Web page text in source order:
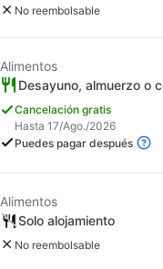
No reembolsable
Alimentos
Desayuno, almuerzo o
Cancelación gratis
Hasta 17/Ago./2026
Puedes pagar después
Alimentos
Solo alojamiento
No reembolsable